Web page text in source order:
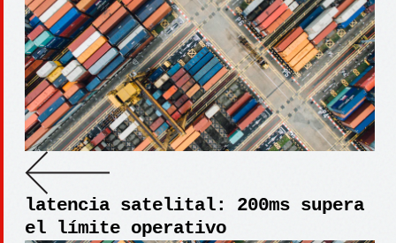
latencia satelital: 200ms supera
el límite operativo